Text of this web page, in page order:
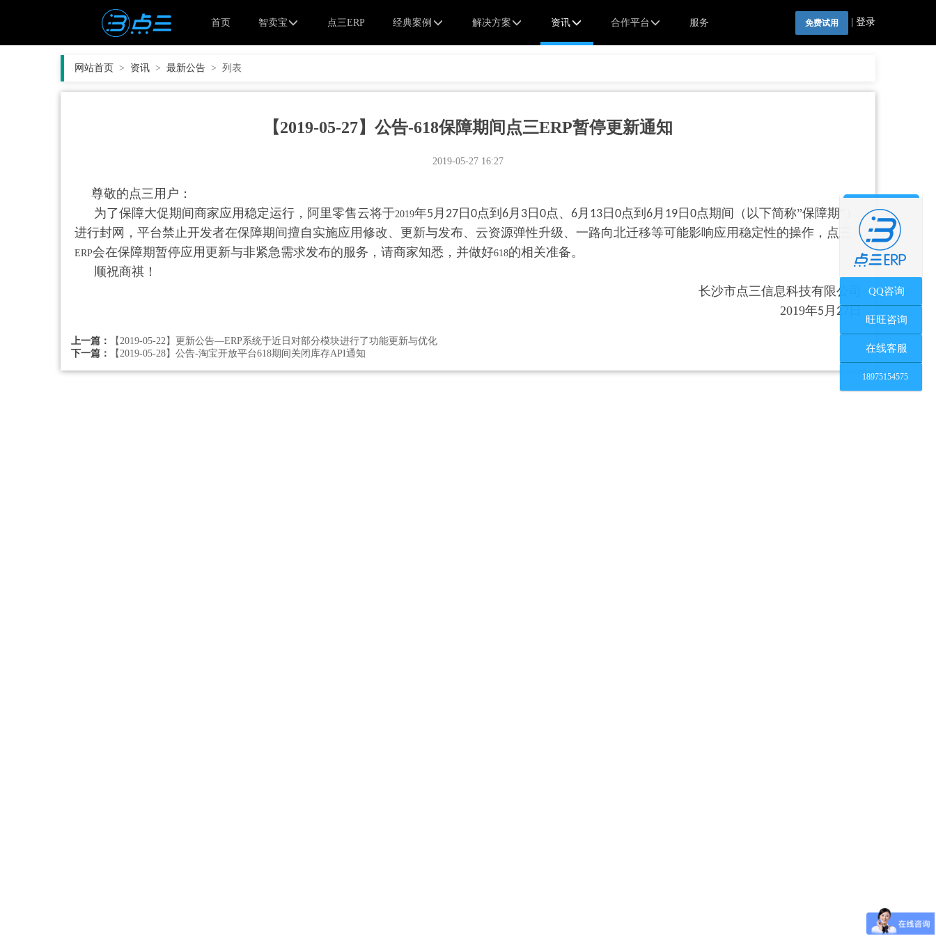
免费试用 登录
首页 智卖宝 点三ERP 经典案例 解决方案 资讯 合作平台 服务
网站首页 > 资讯 > 最新公告 > 列表
【2019-05-27】公告-618保障期间点三ERP暂停更新通知
2019-05-27 16:27
尊敬的点三用户：
为了保障大促期间商家应用稳定运行，阿里零售云将于2019年5 月 27 日 0点到 6月 3 日 0点、 6月 13 日 0点到 6月 19 日 0点期间（以下简称”保障期”）
进行封网，平台禁止开发者在保障期间擅自实施应用修改、更新与发布、云资源弹性升级、一路向北迁移等可能影响应用稳定性的操作，点三
ERP会在保障期暂停应用更新与非紧急需求发布的服务，请商家知悉，并做好618的相关准备。
顺祝商祺！
长沙市点三信息科技有限公司
2019年5 月 27
上一篇：
【2019-05-22】更新公告—ERP系统于近日对部分模块进行了功能更新与优化
下一篇：
【2019-05-28】公告-淘宝开放平台618期间关闭库存API通知
QQ咨询
旺旺咨询
在线客服
18975154575